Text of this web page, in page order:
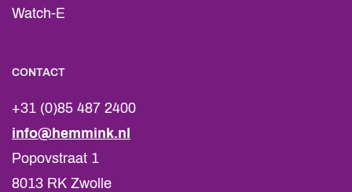
Watch-E
CONTACT
+31 (0)85 487 2400
info@hemmink.nl
Popovstraat 1
8013 RK Zwolle